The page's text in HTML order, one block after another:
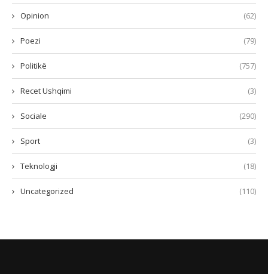
Opinion (62)
Poezi (79)
Politikë (757)
Recet Ushqimi (3)
Sociale (290)
Sport (3)
Teknologji (18)
Uncategorized (110)